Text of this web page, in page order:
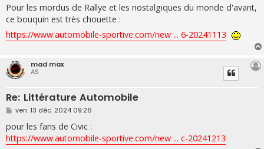
s
s
a
e
Pour les mordus de Rallye et les nostalgiques du monde d'avant,
ce bouquin est très chouette :
https://www.automobile-sportive.com/new ... 6-20241113
mad max
AS
Re: Littérature Automobile
M
s
s
a
ven. 13 déc. 2024 09:26
pour les fans de Civic :
https://www.automobile-sportive.com/new ... c-20241213